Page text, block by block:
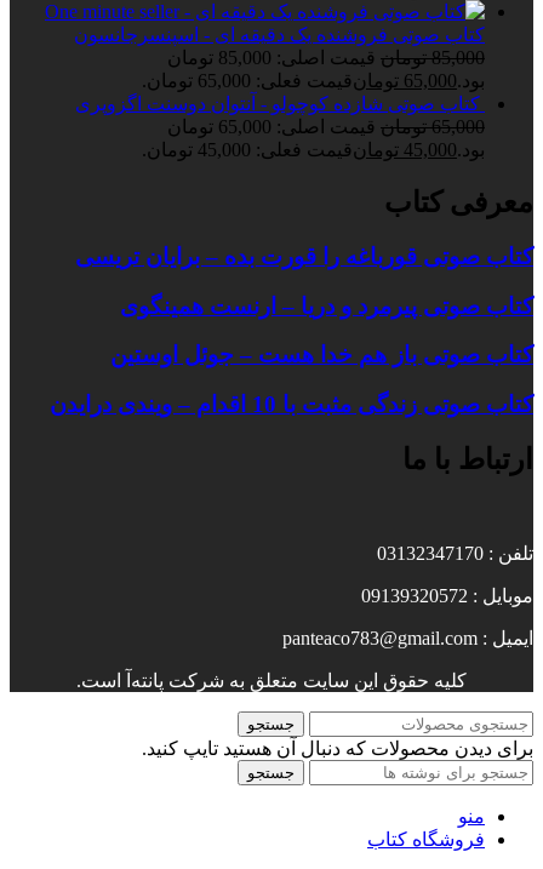
کتاب صوتی فروشنده یک دقیقه ای - اسپنسرجانسون
85,000 تومان
قیمت اصلی: 85,000 تومان
بود.65,000 تومانقیمت فعلی: 65,000 تومان.
کتاب صوتی شازده کوچولو - آنتوان دوسنت اگزوپری
65,000 تومان
قیمت اصلی: 65,000 تومان
بود.45,000 تومانقیمت فعلی: 45,000 تومان.
معرفی کتاب
کتاب صوتی قورباغه را قورت بده – برایان تریسی
کتاب صوتی پیرمرد و دریا – ارنست همینگوی
کتاب صوتی باز هم خدا هست – جوئل اوستین
کتاب صوتی زندگی مثبت با 10 اقدام – ویندی درایدن
ارتباط با ما
تلفن : 03132347170
موبایل : 09139320572
ایمیل : panteaco783@gmail.com
کلیه حقوق این سایت متعلق به شرکت پانته‌آ است.
جستجو
برای دیدن محصولات که دنبال آن هستید تایپ کنید.
جستجو
منو
فروشگاه کتاب